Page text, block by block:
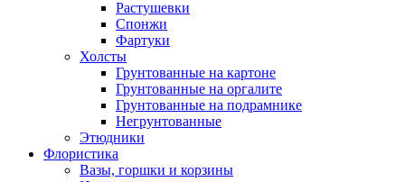
Растушевки
Спонжи
Фартуки
Холсты
Грунтованные на картоне
Грунтованные на оргалите
Грунтованные на подрамнике
Негрунтованные
Этюдники
Флористика
Вазы, горшки и корзины